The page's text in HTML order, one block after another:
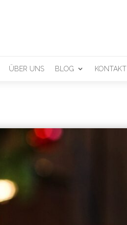
ÜBER UNS BLOG KONTAKT